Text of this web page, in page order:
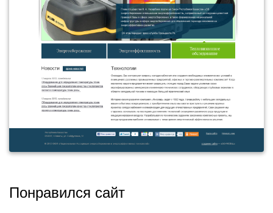
Понравился сайт